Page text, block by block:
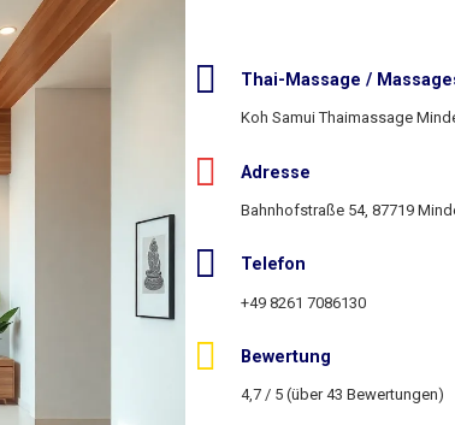
📍 Route planen
Thai-Massage /
Koh Samui Thaimassage
Adresse
Bahnhofstraße 54, 87719
Telefon
+49 8261 7086130
Bewertung
4,7 / 5 (über 43 Bewertungen)